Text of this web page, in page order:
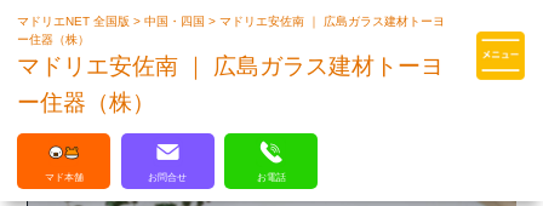
マドリエはLIXILの厳しい基準を
マドリエNET 全国版>中国・四国>マドリエ安佐南 ｜ 広島ガラス建材トーヨ
ー住器（株）
マドリエ安佐南 ｜ 広島ガラス建材トーヨ
ー住器（株）
マド本舗 お問合せ お電話